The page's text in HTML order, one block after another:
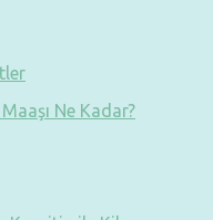
Ne Kadar?